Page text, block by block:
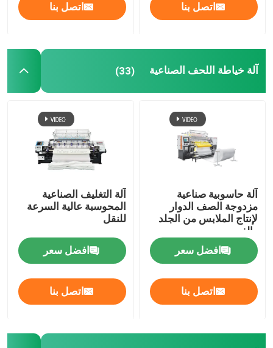
اتصل بنا اتصل بنا
آلة خياطة اللحف الصناعية (33)
آلة حاسوبية صناعية
مزدوجة الصف الدوار
لإنتاج الملابس من الجلد
والغرور
افضل سعر
اتصل بنا
آلة التغليف الصناعية
المحوسبة عالية السرعة
للنقل
افضل سعر
اتصل بنا